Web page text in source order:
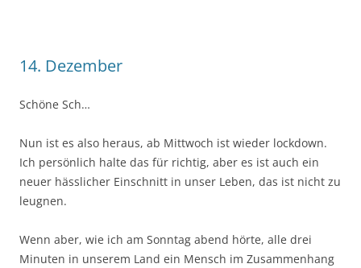
14. Dezember
Schöne Sch…
Nun ist es also heraus, ab Mittwoch ist wieder lockdown.
Ich persönlich halte das für richtig, aber es ist auch ein
neuer hässlicher Einschnitt in unser Leben, das ist nicht zu
leugnen.
Wenn aber, wie ich am Sonntag abend hörte, alle drei
Minuten in unserem Land ein Mensch im Zusammenhang